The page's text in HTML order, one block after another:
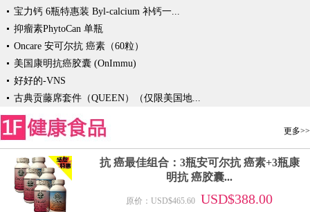
宝力钙 6瓶特惠装 Byl-calcium 补钙一...
抑瘤素PhytoCan 单瓶
Oncare 安可尔抗 癌素（60粒）
美国康明抗癌胶囊 (OnImmu)
好好的-VNS
古典贡藤席套件（QUEEN）（仅限美国地...
更多>>
抗 癌最佳组合：3瓶安可尔抗 癌素+3瓶康
明抗 癌胶囊...
原价：USD$465.60 USD$388.00